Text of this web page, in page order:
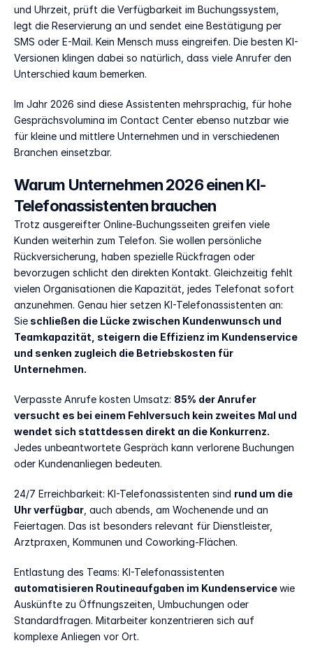
und Uhrzeit, prüft die Verfügbarkeit im Buchungssystem,
legt die Reservierung an und sendet eine Bestätigung per
SMS oder E-Mail. Kein Mensch muss eingreifen. Die besten KI-
Versionen klingen dabei so natürlich, dass viele Anrufer den
Unterschied kaum bemerken.
Im Jahr 2026 sind diese Assistenten mehrsprachig, für hohe
Gesprächsvolumina im Contact Center ebenso nutzbar wie
für kleine und mittlere Unternehmen und in verschiedenen
Branchen einsetzbar.
Warum Unternehmen 2026 einen KI-
Telefonassistenten brauchen
Trotz ausgereifter Online-Buchungsseiten greifen viele
Kunden weiterhin zum Telefon. Sie wollen persönliche
Rückversicherung, haben spezielle Rückfragen oder
bevorzugen schlicht den direkten Kontakt. Gleichzeitig fehlt
vielen Organisationen die Kapazität, jedes Telefonat sofort
anzunehmen. Genau hier setzen KI-Telefonassistenten an:
Sie schließen die Lücke zwischen Kundenwunsch und
Teamkapazität, steigern die Effizienz im Kundenservice
und senken zugleich die Betriebskosten für
Unternehmen.
Verpasste Anrufe kosten Umsatz: 85% der Anrufer
versucht es bei einem Fehlversuch kein zweites Mal und
wendet sich stattdessen direkt an die Konkurrenz.
Jedes unbeantwortete Gespräch kann verlorene Buchungen
oder Kundenanliegen bedeuten.
24/7 Erreichbarkeit: KI-Telefonassistenten sind rund um die
Uhr verfügbar , auch abends, am Wochenende und an
Feiertagen. Das ist besonders relevant für Dienstleister,
Arztpraxen, Kommunen und Coworking-Flächen.
Entlastung des Teams: KI-Telefonassistenten
automatisieren Routineaufgaben im Kundenservice wie
Auskünfte zu Öffnungszeiten, Umbuchungen oder
Standardfragen. Mitarbeiter konzentrieren sich auf
komplexe Anliegen vor Ort.